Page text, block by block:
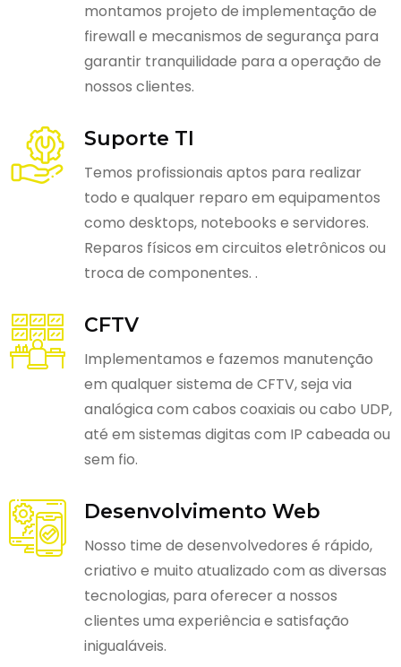
montamos projeto de implementação de
firewall e mecanismos de segurança para
garantir tranquilidade para a operação de
nossos clientes.
Suporte TI
Temos profissionais aptos para realizar
todo e qualquer reparo em equipamentos
como desktops, notebooks e servidores.
Reparos físicos em circuitos eletrônicos ou
troca de componentes. .
CFTV
Implementamos e fazemos manutenção
em qualquer sistema de CFTV, seja via
analógica com cabos coaxiais ou cabo UDP,
até em sistemas digitas com IP cabeada ou
sem fio.
Desenvolvimento Web
Nosso time de desenvolvedores é rápido,
criativo e muito atualizado com as diversas
tecnologias, para oferecer a nossos
clientes uma experiência e satisfação
inigualáveis.